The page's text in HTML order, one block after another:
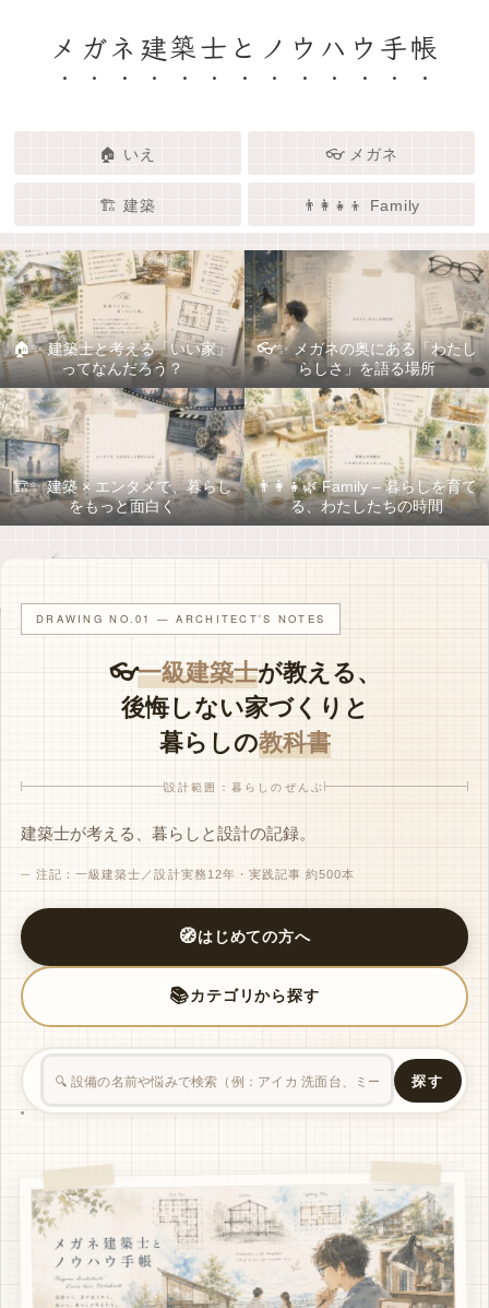
メガネ建築士とノウハウ手帳
🏠 いえ 👓 メガネ
🏗️ 建築 👨‍👩‍👧‍👦 Family
🏠✨ 建築士と考える「いい家」
ってなんだろう？
👓✨ メガネの奥にある「わたし
らしさ」を語る場所
🏗️✨ 建築 × エンタメで、暮らし
をもっと面白く
👨‍👩‍👧🌿 Family – 暮らしを育て
る、わたしたちの時間
DRAWING NO.01 — ARCHITECT'S NOTES
👓一級建築士が教える、
後悔しない家づくりと
暮らしの教科書
設計範囲：暮らしのぜんぶ
建築士が考える、暮らしと設計の記録。
注記：一級建築士／設計実務12年・実践記事 約500本
🧭はじめての方へ
📚カテゴリから探す
探す